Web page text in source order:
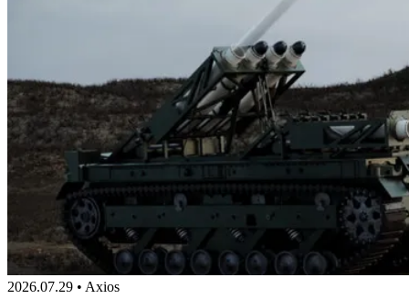
2026.07.29 • Axios